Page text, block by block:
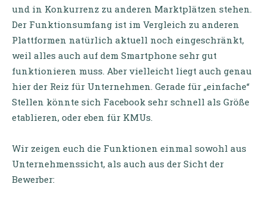
und in Konkurrenz zu anderen Marktplätzen stehen.
Der Funktionsumfang ist im Vergleich zu anderen
Plattformen natürlich aktuell noch eingeschränkt,
weil alles auch auf dem Smartphone sehr gut
funktionieren muss. Aber vielleicht liegt auch genau
hier der Reiz für Unternehmen. Gerade für „einfache“
Stellen könnte sich Facebook sehr schnell als Größe
etablieren, oder eben für KMUs.
Wir zeigen euch die Funktionen einmal sowohl aus
Unternehmenssicht, als auch aus der Sicht der
Bewerber: